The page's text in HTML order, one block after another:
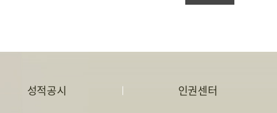
성적공시 인권센터